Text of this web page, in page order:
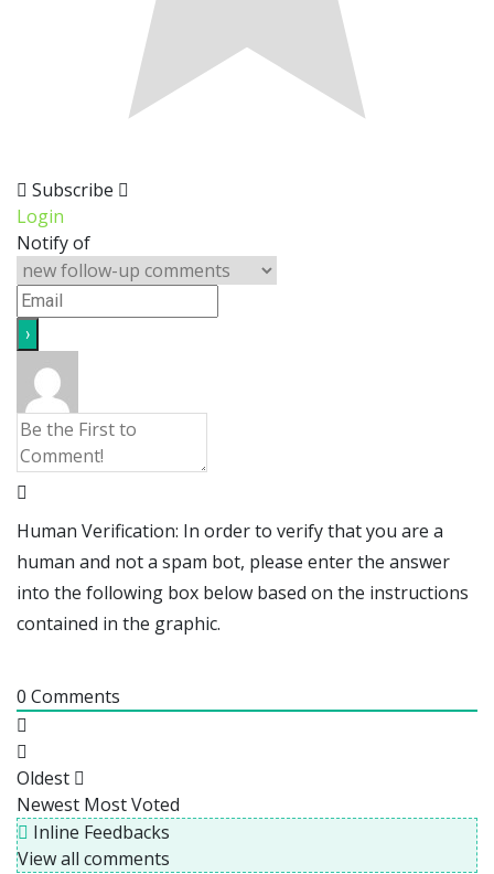
Subscribe
Login
Notify of
Human Verification: In order to verify that you are a
human and not a spam bot, please enter the answer
into the following box below based on the instructions
contained in the graphic.
0 Comments
Oldest
Newest Most Voted
Inline Feedbacks
View all comments